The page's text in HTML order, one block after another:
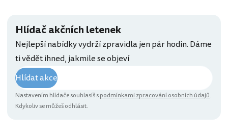
Hlídač akčních letenek
Nejlepší nabídky vydrží zpravidla jen pár hodin. Dáme
ti vědět ihned, jakmile se objeví
Hlídat akce
Nastavením hlídače souhlasíš spodmínkami zpracování osobních údajů.
Kdykoliv se můžeš odhlásit.